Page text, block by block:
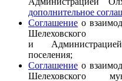
дополнительное
Соглашение о
Шелеховского
и
поселения;
Соглашение о
Шелеховского